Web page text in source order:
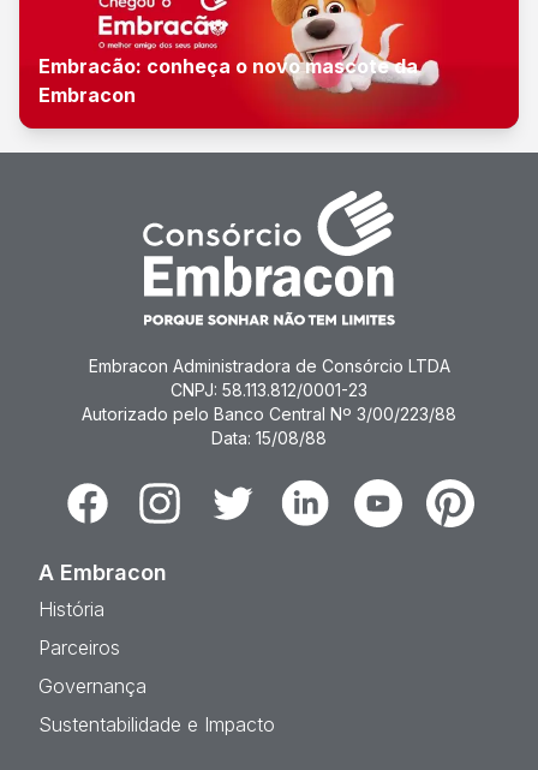
Embracão: conheça o novo mascote da
Embracon
Embracon Administradora de Consórcio LTDA
CNPJ: 58.113.812/0001-23
Autorizado pelo Banco Central Nº 3/00/223/88
Data: 15/08/88
FacebookInstagramTwitter LinkedinYoutubePinterest
A Embracon
História
Parceiros
Governança
Sustentabilidade e Impacto